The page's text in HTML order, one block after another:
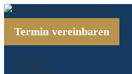
Termin vereinbaren
Home
Leistungen